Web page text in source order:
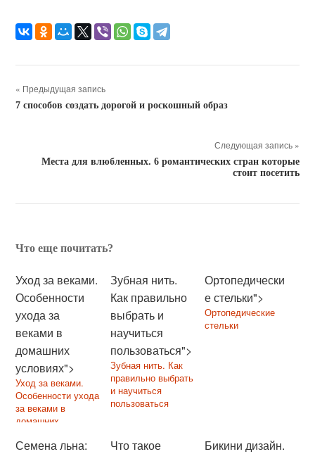
« Предыдущая запись
7 способов создать дорогой и роскошный образ
Следующая запись »
Места для влюбленных. 6 романтических стран которые
стоит посетить
Что еще почитать?
Уход за веками.
Особенности
ухода за
веками в
домашних
условиях">
Уход за веками.
Особенности ухода
за веками в
домашних
Зубная нить.
Как правильно
выбрать и
научиться
пользоваться">
Зубная нить. Как
правильно выбрать
и научиться
пользоваться
Ортопедически
е стельки">
Ортопедические
стельки
Семена льна:
Что такое
Бикини дизайн.